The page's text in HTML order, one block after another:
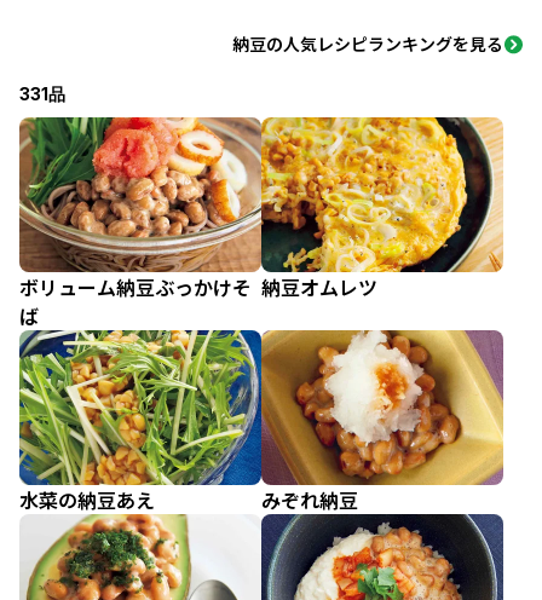
納豆の人気レシピランキングを見る
331品
ボリューム納豆ぶっかけそ
ば
納豆オムレツ
水菜の納豆あえ みぞれ納豆